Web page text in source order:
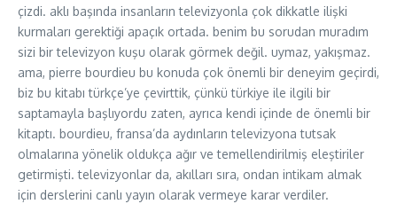
çizdi. aklı başında insanların televizyonla çok dikkatle ilişki
kurmaları gerektiği apaçık ortada. benim bu sorudan muradım
sizi bir televizyon kuşu olarak görmek değil. uymaz, yakışmaz.
ama, pierre bourdieu bu konuda çok önemli bir deneyim geçirdi,
biz bu kitabı türkçe’ye çevirttik, çünkü türkiye ile ilgili bir
saptamayla başlıyordu zaten, ayrıca kendi içinde de önemli bir
kitaptı. bourdieu, fransa’da aydınların televizyona tutsak
olmalarına yönelik oldukça ağır ve temellendirilmiş eleştiriler
getirmişti. televizyonlar da, akılları sıra, ondan intikam almak
için derslerini canlı yayın olarak vermeye karar verdiler.